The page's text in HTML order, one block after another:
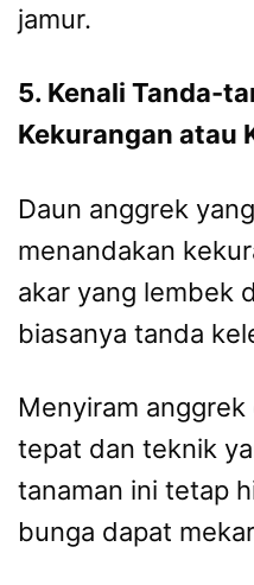
jamur.
5. Kenali Tanda-
Kekurangan atau
Daun anggrek
menandakan
akar yang lembek
biasanya tanda
Menyiram
tepat dan teknik
tanaman ini tetap
bunga dapat